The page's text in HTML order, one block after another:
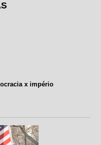
x império